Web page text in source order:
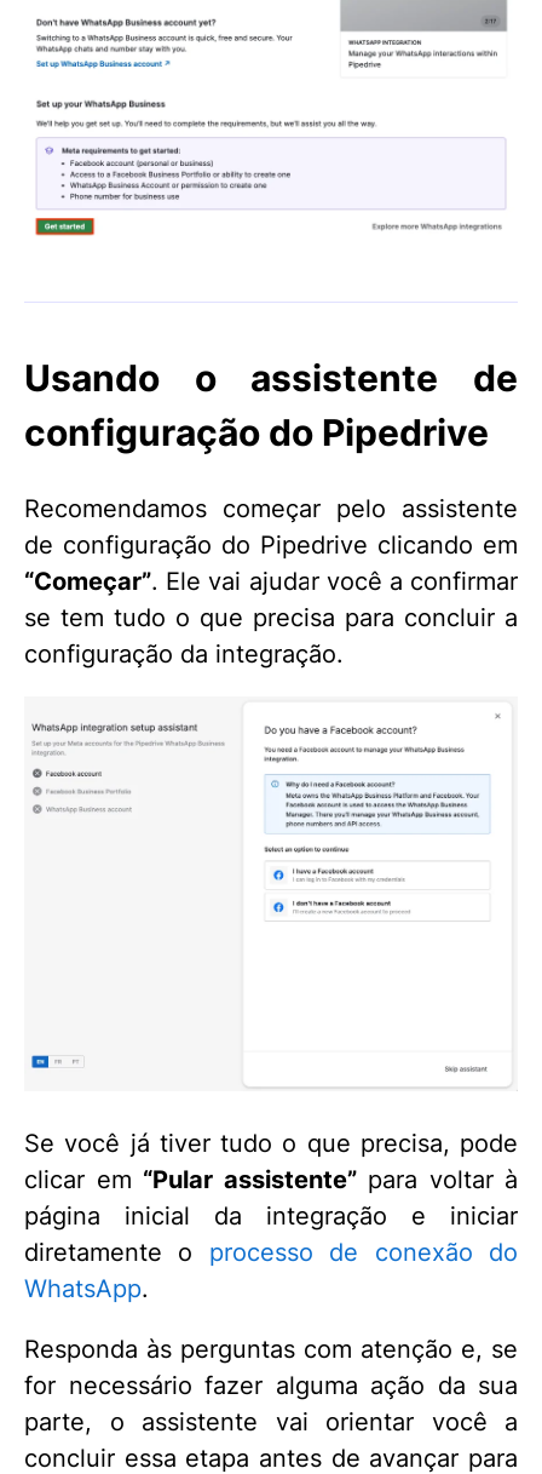
Usando o assistente de
configuração do Pipedrive
Recomendamos começar pelo assistente
de configuração do Pipedrive clicando em
“Começar”. Ele vai ajudar você a confirmar
se tem tudo o que precisa para concluir a
configuração da integração.
Se você já tiver tudo o que precisa, pode
clicar em “Pular assistente”para voltar à
página inicial da integração e iniciar
diretamente o processo de conexão do
WhatsApp.
Responda às perguntas com atenção e, se
for necessário fazer alguma ação da sua
parte, o assistente vai orientar você a
concluir essa etapa antes de avançar para